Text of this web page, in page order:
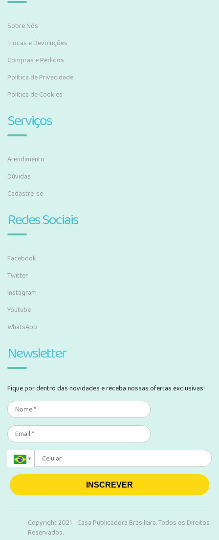
Sobre Nós
Trocas e Devoluções
Compras e Pedidos
Política de Privacidade
Política de Cookies
Serviços
Atendimento
Dúvidas
Cadastre-se
Redes Sociais
Facebook
Twitter
Instagram
Youtube
WhatsApp
Newsletter
Fique por dentro das novidades e receba nossas ofertas exclusivas!
INSCREVER
Copyright 2021 - Casa Publicadora Brasileira. Todos os Direitos
Reservados.